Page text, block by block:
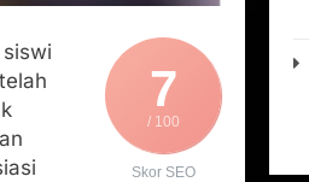
7
/ 100
Skor SEO